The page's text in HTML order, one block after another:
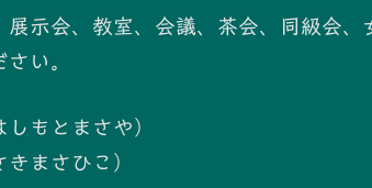
展示会、教室、会議、茶会、同級会、
い。
もとまさや）
まさひこ）